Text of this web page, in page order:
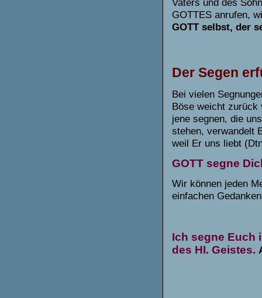
GOTTES anrufen,
GOTT selbst, der
Der Segen
Bei vielen
Böse weicht zurück
jene segnen, die
stehen, verwandelt
weil Er uns liebt
GOTT segne
Wir können jeden
einfachen
Ich segne Euch
des HI. Geistes.